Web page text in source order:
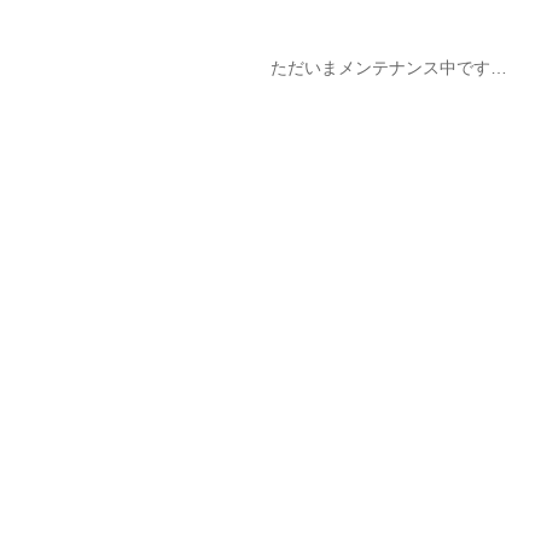
ただいまメンテナンス中です…